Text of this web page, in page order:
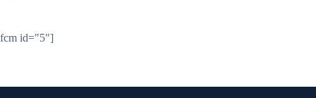
id="5"]